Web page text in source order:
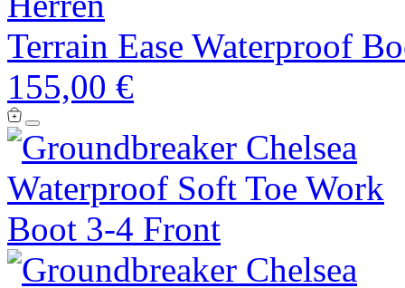
Terrain Ease Waterproof
155,00 €